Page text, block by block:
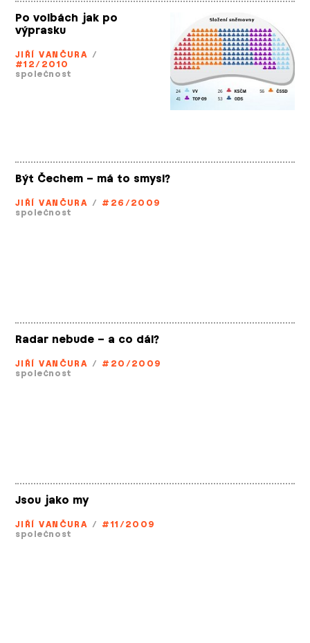
Po volbách jak po
výprasku
JIŘÍ VANČURA /
#12/2010
společnost
Být Čechem – má to smysl?
JIŘÍ VANČURA / #26/2009
společnost
Radar nebude – a co dál?
JIŘÍ VANČURA / #20/2009
společnost
Jsou jako my
JIŘÍ VANČURA / #11/2009
společnost